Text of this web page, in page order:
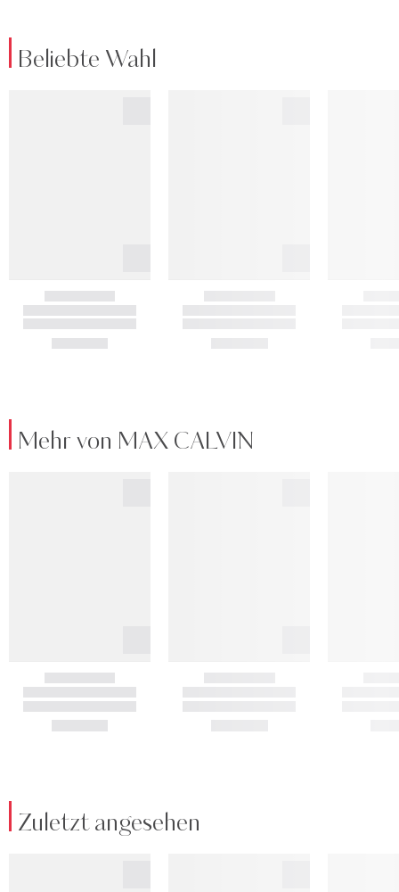
Beliebte Wahl
Mehr von MAX CALVIN
Zuletzt angesehen